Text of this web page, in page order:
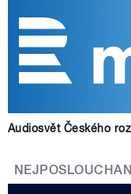
Audiosvět Českého